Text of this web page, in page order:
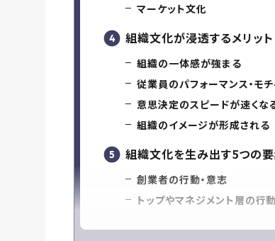
マーケット文化
組織文化が浸透するメリット
組織の一体感が強まる
従業員のパフォーマンス・モ
意思決定のスピードが速くな
組織のイメージが形成される
組織文化を生み出す5つの
創業者の行動・意志
トップやマネジメント層の行動